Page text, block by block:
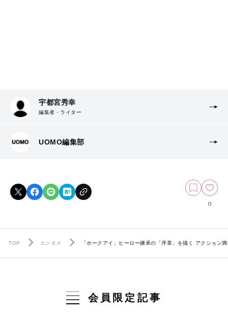
宇都宮秀幸
編集者・ライター
UOMO編集部
0
TOP エンタメ 「ホークアイ」ヒーロー継承の「序章」を描く アクション
会員限定記事